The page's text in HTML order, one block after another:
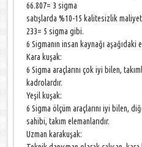
66.807= 3 sigma
satışlarda %10-15 kalitesizlik
233= 5 sigma gibi.
6 Sigmanın insan kaynağı aşağıdaki
Kara kuşak:
6 Sigma araçlarını çok iyi bilen,
kadrolardır.
Yeşil kuşak:
6 Sigma ölçüm araçlarını iyi bilen,
sahibi, takım elemanlarıdır.
Uzman karakuşak: